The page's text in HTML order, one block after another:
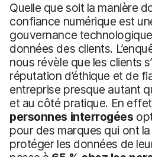
Quelle que soit la manière
confiance numérique est
gouvernance
données des clients.
nous révèle que les clients
réputation d’éthique et de
entreprise presque autant
et au côté pratique. En
personnes interrogées
pour des marques qui ont
protéger les données de